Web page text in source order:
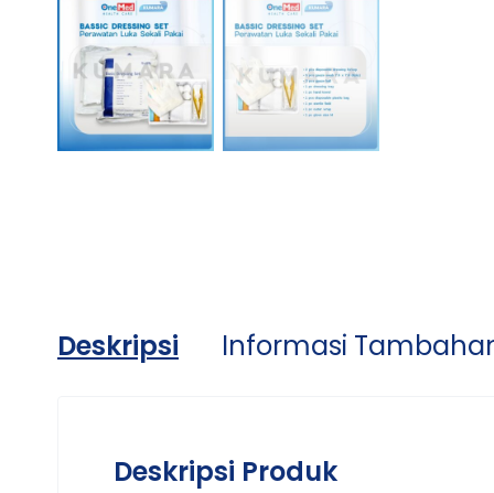
Deskripsi Informasi
Deskripsi Produk